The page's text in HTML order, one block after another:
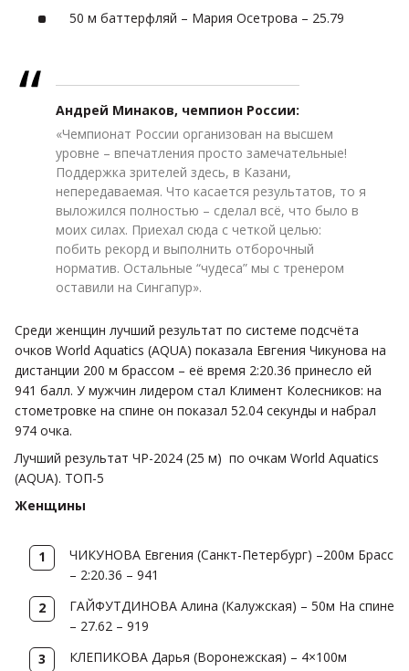
50 м баттерфляй – Мария Осетрова – 25.79
Андрей Минаков, чемпион России:
«Чемпионат России организован на высшем
уровне – впечатления просто замечательные!
Поддержка зрителей здесь, в Казани,
непередаваемая. Что касается результатов, то я
выложился полностью – сделал всё, что было в
моих силах. Приехал сюда с четкой целью:
побить рекорд и выполнить отборочный
норматив. Остальные “чудеса” мы с тренером
оставили на Сингапур».
Среди женщин лучший результат по системе подсчёта
очков World Aquatics (AQUA) показала Евгения Чикунова на
дистанции 200 м брассом – её время 2:20.36 принесло ей
941 балл. У мужчин лидером стал Климент Колесников: на
стометровке на спине он показал 52.04 секунды и набрал
974 очка.
Лучший результат ЧР-2024 (25 м) по очкам World Aquatics
(AQUA). ТОП-5
Женщины
ЧИКУНОВА Евгения (Санкт-Петербург) –200м Брасс
– 2:20.36 – 941
ГАЙФУТДИНОВА Алина (Калужская) – 50м На спине
– 27.62 – 919
КЛЕПИКОВА Дарья (Воронежская) – 4×100м